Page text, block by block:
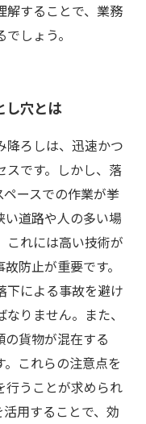
解することで、業務
しょう。
し穴とは
降ろしは、迅速かつ
スです。しかし、落
ースでの作業が挙
い道路や人の多い場
これには高い技術が
防止が重要です。
下による事故を避け
りません。また、
貨物が混在する
これらの注意点を
行うことが求められ
用することで、効